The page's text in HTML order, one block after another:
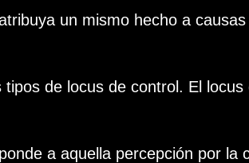
un mismo hecho a
de locus de control. El locus
a aquella percepción por la